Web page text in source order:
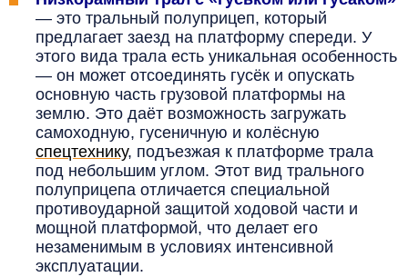
— это тральный полуприцеп, который
предлагает заезд на платформу спереди. У
этого вида трала есть уникальная особенность
— он может отсоединять гусёк и опускать
основную часть грузовой платформы на
землю. Это даёт возможность загружать
самоходную, гусеничную и колёсную
спецтехнику, подъезжая к платформе трала
под небольшим углом. Этот вид трального
полуприцепа отличается специальной
противоударной защитой ходовой части и
мощной платформой, что делает его
незаменимым в условиях интенсивной
эксплуатации.